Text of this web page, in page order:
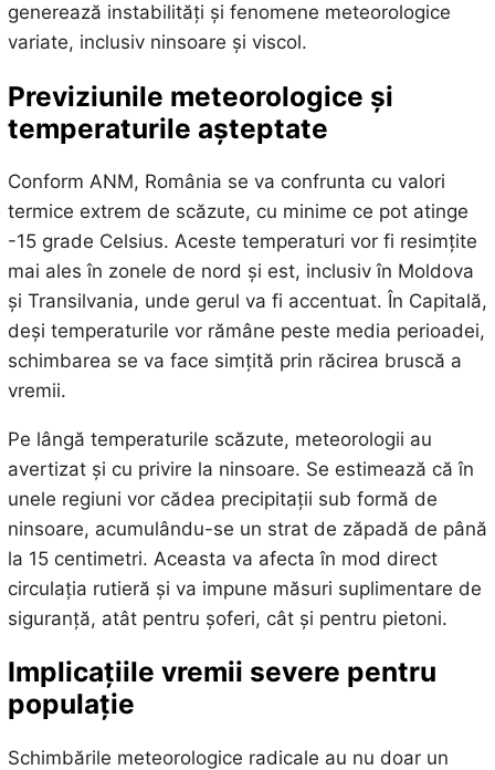
generează instabilități și fenomene meteorologice
variate, inclusiv ninsoare și viscol.
Previziunile meteorologice și
temperaturile așteptate
Conform ANM, România se va confrunta cu valori
termice extrem de scăzute, cu minime ce pot atinge
-15 grade Celsius. Aceste temperaturi vor fi resimțite
mai ales în zonele de nord și est, inclusiv în Moldova
și Transilvania, unde gerul va fi accentuat. În Capitală,
deși temperaturile vor rămâne peste media perioadei,
schimbarea se va face simțită prin răcirea bruscă a
vremii.
Pe lângă temperaturile scăzute, meteorologii au
avertizat și cu privire la ninsoare. Se estimează că în
unele regiuni vor cădea precipitații sub formă de
ninsoare, acumulându-se un strat de zăpadă de până
la 15 centimetri. Aceasta va afecta în mod direct
circulația rutieră și va impune măsuri suplimentare de
siguranță, atât pentru șoferi, cât și pentru pietoni.
Implicațiile vremii severe pentru
populație
Schimbările meteorologice radicale au nu doar un